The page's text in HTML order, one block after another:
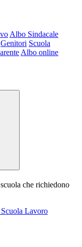
Albo Sindacale
Genitori Scuola
Albo online
che richiedono
Lavoro